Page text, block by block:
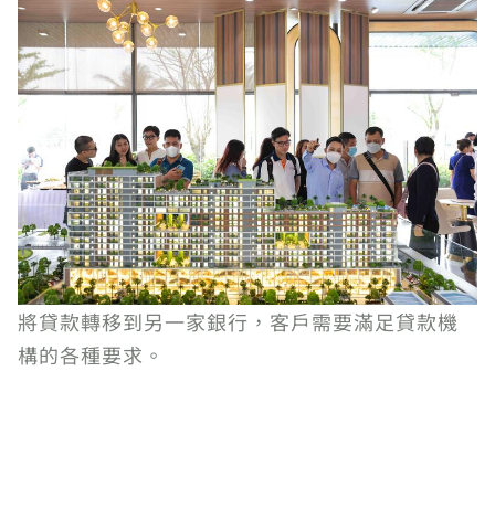
將貸款轉移到另一家銀行，客戶需要滿足貸款機
構的各種要求。